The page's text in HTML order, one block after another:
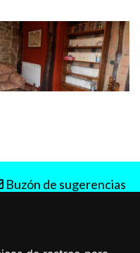
Buzón de sugerencias